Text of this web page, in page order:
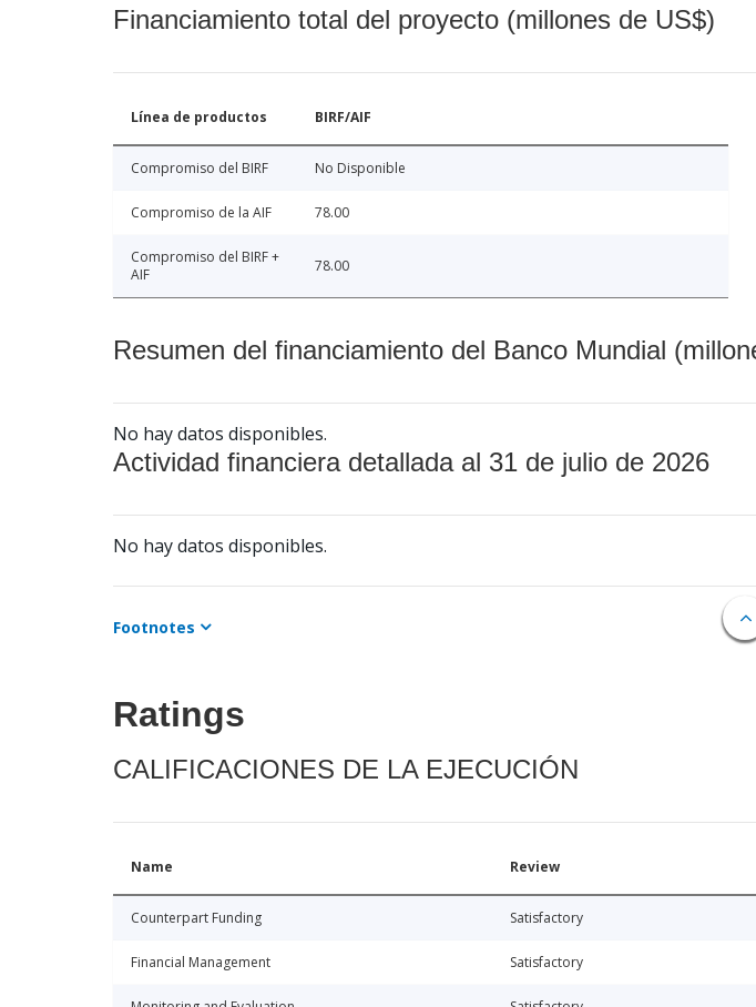
Financiamiento total del proyecto (millones de US$)
Línea de productos BIRF/AIF
Compromiso del BIRF No Disponible
Compromiso de la AIF 78.00
Compromiso del BIRF +
AIF
78.00
Resumen del financiamiento del Banco Mundial
No hay datos disponibles.
Actividad financiera detallada al 31 de julio de 2026
No hay datos disponibles.
Footnotes
Ratings
CALIFICACIONES DE LA EJECUCIÓN
Name Review
Counterpart Funding Satisfactory
Financial Management Satisfactory